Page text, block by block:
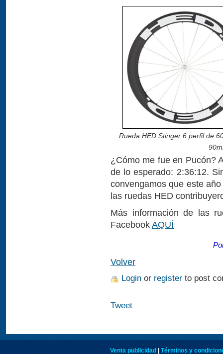
Rueda HED Stinger 6 perfil de
¿Cómo me fue en Pucón?
de lo esperado: 2:36:12.
convengamos que este
las ruedas HED
Más información de las
FacebookAQUÍ
Volver
Login or register to post
Tweet
Venta publicidad
Términos y